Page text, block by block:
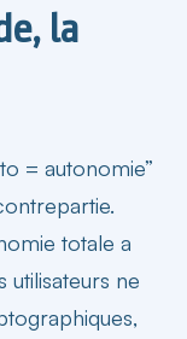
la
= autonomie”
totale a
utilisateurs ne